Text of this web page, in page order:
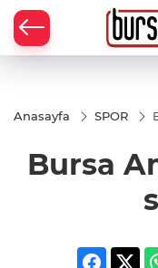
Anasayfa SPOR
Bursa